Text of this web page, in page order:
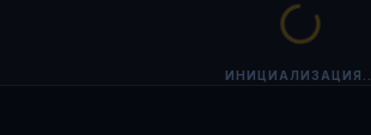
ИНИЦИАЛИЗАЦИЯ...